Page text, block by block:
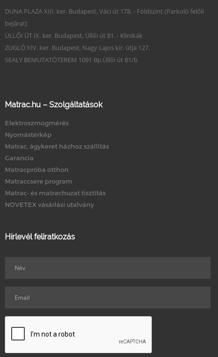
DUNA PLAZA XIII. ker. Budapest, Váci út 178. - Földszint (Parkoló felőli
bejárat)
ÜLLŐI ÚT IX. ker. Budapest, Üllői út 81. - Klinikák
ZUGLÓ XIV. ker. Budapest, Nagy Lajos kir. útja 127.
SEALY BEMUTATÓTEREM 1091 Bp.Üllői út 81/b
Matrac.hu – Szolgáltatások
Elektroszmogmérés
Nyomástérkép
Matrac, ágykeret házhoz szállítás
Garancia
Matracpróba otthon
Matraccsere program
Matrac- és matrachuzat tisztítás
NOVETEX vásárlási utalvány
Hírlevél feliratkozás